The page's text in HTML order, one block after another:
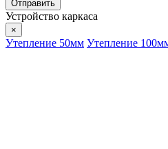
Устройство каркаса
×
Утепление 50мм Утепление